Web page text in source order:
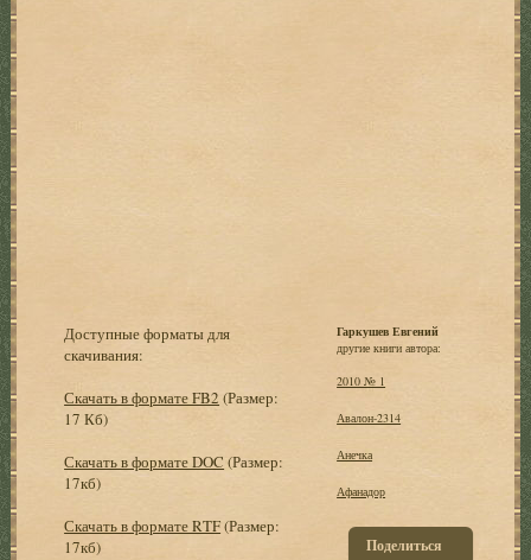
Доступные форматы для
скачивания:
Скачать в формате FB2 (Размер:
17 Кб)
Скачать в формате DOC (Размер:
17кб)
Скачать в формате RTF(Размер:
17кб)
Гаркушев Евгений
другие книги автора:
2010 № 1
Авалон-2314
Анечка
Афанадор
Поделиться